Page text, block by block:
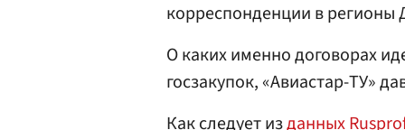
корреспонденции в регионы
О каких именно договорах
госзакупок, «Авиастар-ТУ»
Как следует изданных